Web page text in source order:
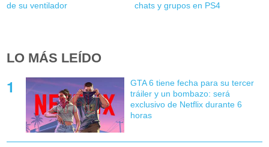
de su ventilador
chats y grupos en PS4
LO MÁS LEÍDO
GTA 6 tiene fecha para su tercer
tráiler y un bombazo: será
exclusivo de Netflix durante 6
horas